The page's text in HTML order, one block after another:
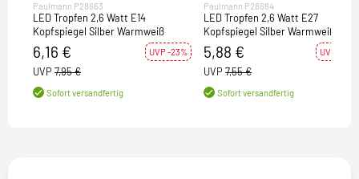
Paulmann P28663
LED Tropfen 2,6 Watt E14
Kopfspiegel Silber Warmweiß
6,16 € UVP -23%
UVP 7,95 €
Sofort versandfertig
Paulmann P28664
LED Tropfen 2,6 Watt E27
Kopfspiegel Silber Warmweiß
5,88 € UVP -22%
UVP 7,55 €
Sofort versandfertig